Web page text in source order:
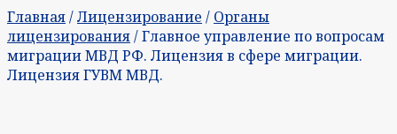
Главная/Лицензирование / Органы
лицензирования/ Главное управление по вопросам
миграции МВД РФ. Лицензия в сфере миграции.
Лицензия ГУВМ МВД.